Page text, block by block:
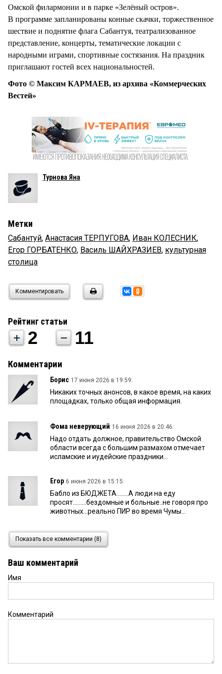
Омской филармонии и в парке «Зелёный остров».
В программе запланированы конные скачки, торжественное
шествие и поднятие флага Сабантуя, театрализованное
представление, концерты, тематические локации с
народными играми, спортивные состязания. На праздник
приглашают гостей всех национальностей.
Фото © Максим КАРМАЕВ, из архива «Коммерческих
Вестей»
Турнова Яна
Метки
Сабантуй, Анастасия ТЕРПУГОВА, Иван КОЛЕСНИК,
Егор ГОРБАТЕНКО, Василь ШАЙХРАЗИЕВ, культурная
столица
Комментировать
Рейтинг статьи
2 11
Комментарии
Борис 17 июня 2026 в 19:59:
Никаких точных анонсов, в какое время, на каких
площадках, только общая информация.
Фома неверующий 16 июня 2026 в 20:46:
Надо отдать должное, правительство Омской
области всегда с большим размахом отмечает
исламские и иудейские праздники...
Егор 6 июня 2026 в 15:15:
Бабло из БЮДЖЕТА........А люди на еду
просят.........бездомные и больные..не говоря про
животных...реально ПИР во время Чумы...
6 июня 2026 в 12:15:
Когда идешь по улице Съездовской, рискуя
невольно начинаешь думать: а действительно ли
улицы Ленина, ул. Ч.Валиханова, Концертного
городе. Неужели это здесь царит такая разруха,
а на перекрестках нет фонарей и на перекрестке
с улицей Комиссаровской мусорные контейнеры
Показать все комментарии (8)
Ваш комментарий
Имя
Комментарий